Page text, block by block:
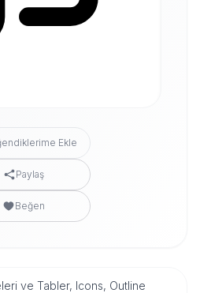
Ekle
Paylaş
Beğen
ve Tabler, Icons, Outline